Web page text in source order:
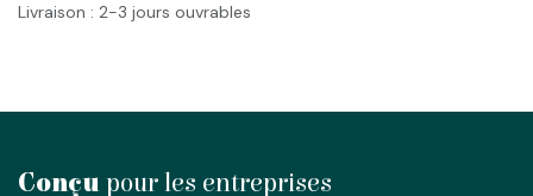
Livraison : 2-3 jours ouvrables
Conçu pour les entreprises